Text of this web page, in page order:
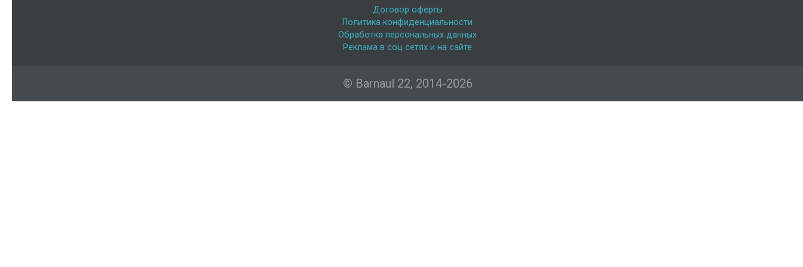
Договор оферты
Политика конфиденциальности
Обработка персональных данных
Реклама в соц сетях и на сайте
© Barnaul 22, 2014-2026